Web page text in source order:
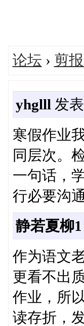
论坛 › 剪
yhglll 发
寒假作业
同层次。
一句话，
行必要沟
静若夏柳1
作为语文
更看不出
作业，所
读存折，